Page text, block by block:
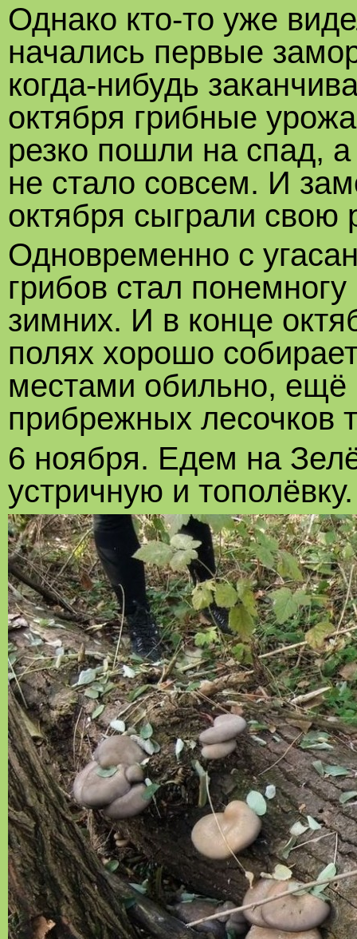
Однако кто-то уже
начались первые
когда-нибудь
октября грибные
резко пошли на спад,
не стало совсем. И
октября сыграли свою
Одновременно с
грибов стал
зимних. И в конце
полях хорошо
местами обильно, ещё
прибрежных лесочков
6 ноября. Едем на
устричную и